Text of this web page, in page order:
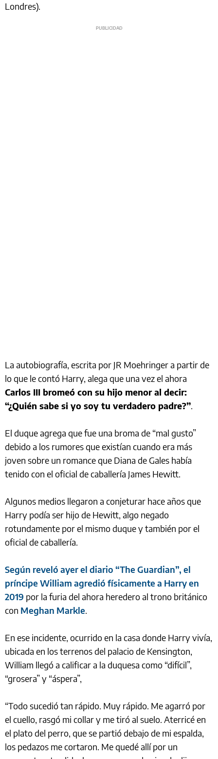
Londres).
La autobiografía, escrita por JR Moehringer a partir de
lo que le contó Harry, alega que una vez el ahora
Carlos III bromeó con su hijo menor al decir:
“¿Quién sabe si yo soy tu verdadero padre?”.
El duque agrega que fue una broma de “mal gusto”
debido a los rumores que existían cuando era más
joven sobre un romance que Diana de Gales había
tenido con el oficial de caballería James Hewitt.
Algunos medios llegaron a conjeturar hace años que
Harry podía ser hijo de Hewitt, algo negado
rotundamente por el mismo duque y también por el
oficial de caballería.
Según reveló ayer el diario “The Guardian”, el
príncipe William agredió físicamente a Harry en
2019 por la furia del ahora heredero al trono británico
con Meghan Markle.
En ese incidente, ocurrido en la casa donde Harry vivía,
ubicada en los terrenos del palacio de Kensington,
William llegó a calificar a la duquesa como “difícil”,
“grosera” y “áspera”,
“Todo sucedió tan rápido. Muy rápido. Me agarró por
el cuello, rasgó mi collar y me tiró al suelo. Aterricé en
el plato del perro, que se partió debajo de mi espalda,
los pedazos me cortaron. Me quedé allí por un